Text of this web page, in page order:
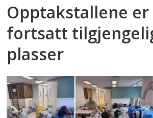
Opptakstallene er
fortsatt
plasser